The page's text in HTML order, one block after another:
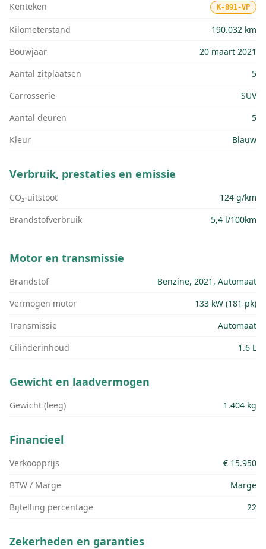
Kenteken
K-891-VP
Kilometerstand
190.032 km
Bouwjaar
20 maart 2021
Aantal zitplaatsen
5
Carrosserie
SUV
Aantal deuren
5
Kleur
Blauw
Verbruik, prestaties en emissie
CO₂-uitstoot
124 g/km
Brandstofverbruik
5,4 l/100km
Motor en transmissie
Brandstof
Benzine, 2021, Automaat
Vermogen motor
133 kW (181 pk)
Transmissie
Automaat
Cilinderinhoud
1.6 L
Gewicht en laadvermogen
Gewicht (leeg) 1.404 kg
Financieel
Verkoopprijs
€ 15.950
BTW / Marge
Marge
Bijtelling percentage
22
Zekerheden en garanties